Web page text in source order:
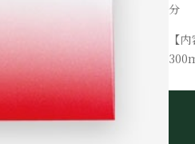
分
【